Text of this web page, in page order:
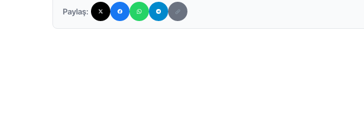
Paylaş: